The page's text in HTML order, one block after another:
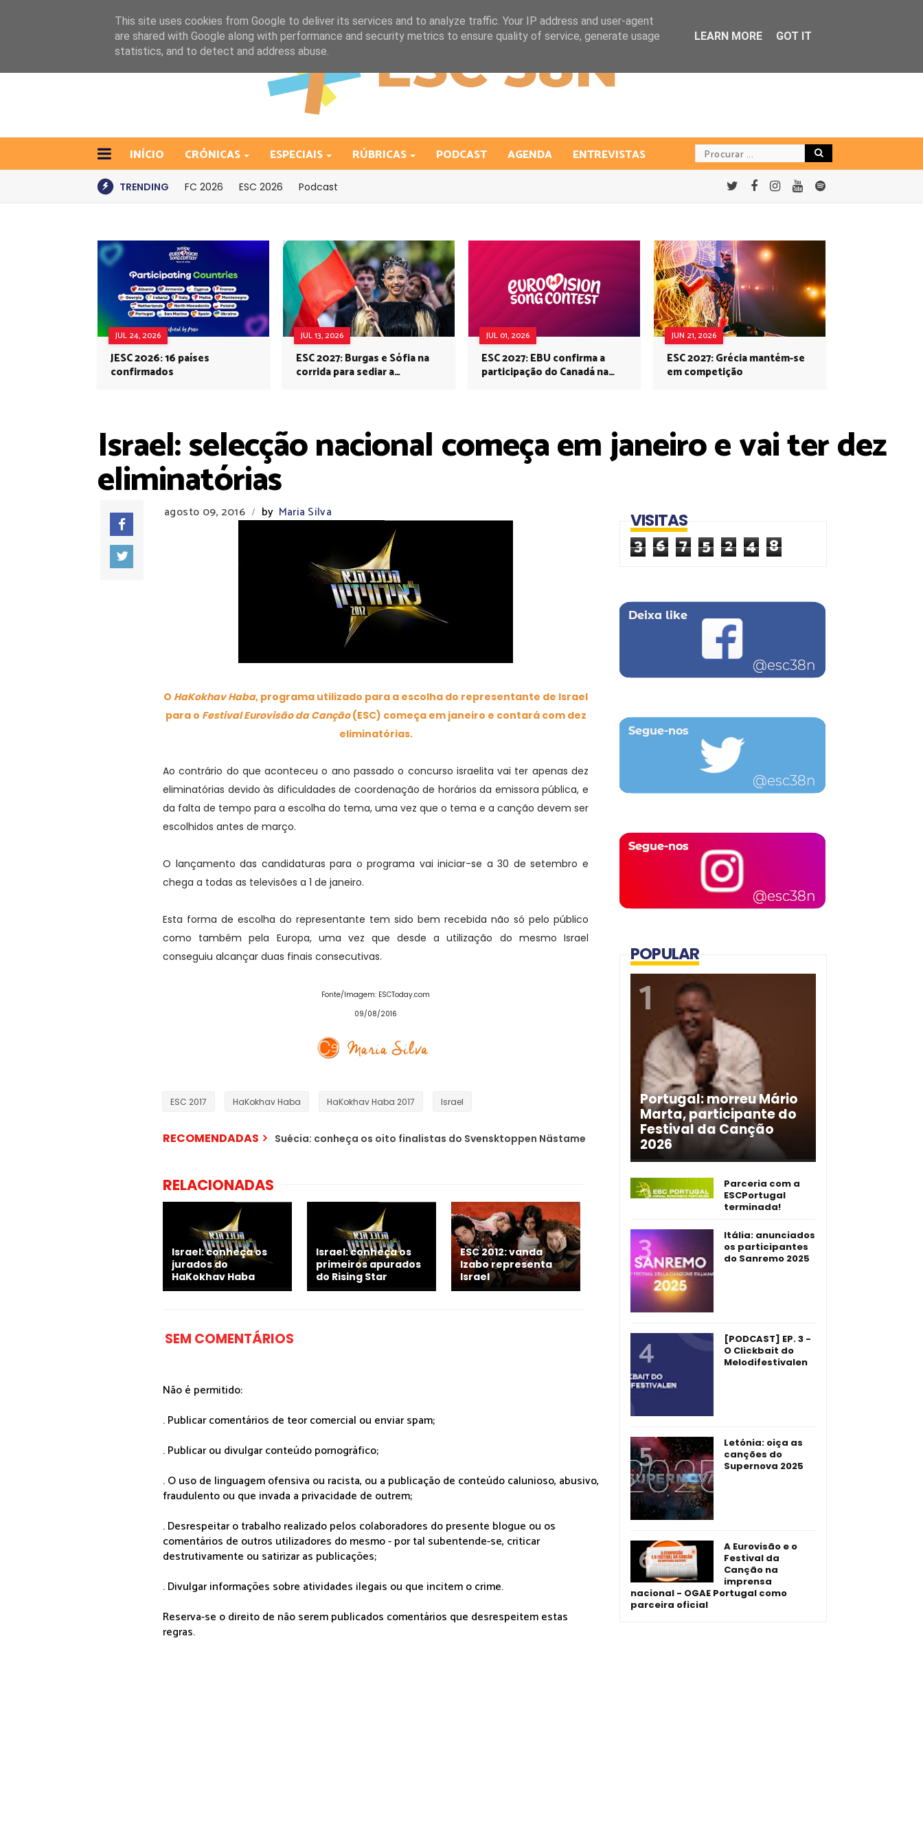
INÍCIO CRÓNICAS ESPECIAIS RÚBRICAS PODCAST AGENDA ENTREVISTAS
TRENDING FC 2026 ESC 2026 Podcast
JUL 24, 2026
JESC 2026: 16 países
confirmados
JUL 13, 2026
ESC 2027: Burgas e Sófia na
corrida para sediar a
JUL 01, 2026
ESC 2027: EBU confirma a
participação do Canadá na
JUN 21, 2026
ESC 2027: Grécia mantém-se
em competição
Israel: selecção nacional começa em janeiro e vai ter dez
eliminatórias
agosto 09, 2016 / by Maria Silva
O HaKokhav Haba, programa utilizado para a escolha do representante de Israel
para o Festival Eurovisão da Canção(ESC) começa em janeiro e contará com dez
eliminatórias.
Ao contrário do que aconteceu o ano passado o concurso israelita vai ter apenas dez
eliminatórias devido às dificuldades de coordenação de horários da emissora pública, e
da falta de tempo para a escolha do tema, uma vez que o tema e a canção devem ser
escolhidos antes de março.
O lançamento das candidaturas para o programa vai iniciar-se a 30 de setembro e
chega a todas as televisões a 1 de janeiro.
Esta forma de escolha do representante tem sido bem recebida não só pelo público
como também pela Europa, uma vez que desde a utilização do mesmo Israel
conseguiu alcançar duas finais consecutivas.
Fonte/Imagem: ESCToday.com
09/08/2016
ESC 2017 HaKokhav Haba HaKokhav Haba 2017 Israel
RECOMENDADAS Suécia: conheça os oito finalistas do Svensktoppen Nästame
RELACIONADAS
Israel: conheça os
jurados do
HaKokhav Haba
Israel: conheça os
primeiros apurados
do Rising Star
ESC 2012: vanda
Izabo representa
Israel
SEM COMENTÁRIOS
Não é permitido:
. Publicar comentários de teor comercial ou enviar spam;
. Publicar ou divulgar conteúdo pornográfico;
. O uso de linguagem ofensiva ou racista, ou a publicação de conteúdo calunioso, abusivo,
fraudulento ou que invada a privacidade de outrem;
. Desrespeitar o trabalho realizado pelos colaboradores do presente blogue ou os
comentários de outros utilizadores do mesmo - por tal subentende-se, criticar
destrutivamente ou satirizar as publicações;
. Divulgar informações sobre atividades ilegais ou que incitem o crime.
Reserva-se o direito de não serem publicados comentários que desrespeitem estas
regras.
VISITAS
3 6 7 5 2 4 8
POPULAR
Portugal: morreu Mário
Marta, participante do
Festival da Canção
2026
Parceria com a
ESCPortugal
terminada!
Itália: anunciados
os participantes
do Sanremo 2025
[PODCAST] EP. 3 -
O Clickbait do
Melodifestivalen
Letónia: oiça as
canções do
Supernova 2025
A Eurovisão e o
Festival da
Canção na
imprensa
nacional - OGAE Portugal como
parceira oficial
This site uses cookies from Google to deliver its services and to analyze traffic. Your IP address and user-agent
are shared with Google along with performance and security metrics to ensure quality of service, generate usage
statistics, and to detect and address abuse.
LEARN MORE GOT IT